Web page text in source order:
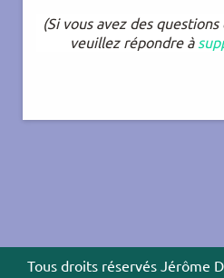
(Si vous avez des
veuillez répondre à
Tous droits réservés Jérôme